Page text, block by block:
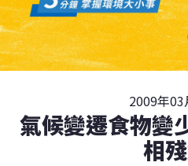
2009年03
氣候變遷食物變
相